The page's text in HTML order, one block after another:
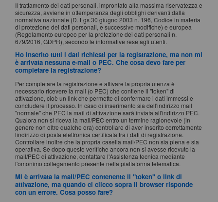
Il trattamento dei dati personali, improntato alla massima riservatezza e
sicurezza, avviene in ottemperanza degli obblighi derivanti dalla
normativa nazionale (D. Lgs 30 giugno 2003 n. 196, Codice in materia
di protezione dei dati personali, e successive modifiche) e europea
(Regolamento europeo per la protezione dei dati personali n.
679/2016, GDPR), secondo le informative rese agli utenti.
Ho inserito tutti i dati richiesti per la registrazione, ma non mi
è arrivata nessuna e-mail o PEC. Che cosa devo fare per
completare la registrazione?
Per completare la registrazione e attivare la propria utenza è
necessario ricevere la mail (o PEC) che contiene il "token" di
attivazione, cioè un link che permette di confermare i dati immessi e
concludere il processo. In caso di inserimento sia dell'indirizzo mail
"normale" che PEC la mail di attivazione sarà inviata all'indirizzo PEC.
Qualora non si riceva la mail/PEC entro un termine ragionevole (in
genere non oltre qualche ora) controllare di aver inserito correttamente
lindirizzo di posta elettronica certificata tra i dati di registrazione.
Controllare inoltre che la propria casella mail/PEC non sia piena e sia
operativa. Se dopo queste verifiche ancora non si avesse ricevuto la
mail/PEC di attivazione, contattare l'Assistenza tecnica mediante
l'omonimo collegamento presente nella piattaforma telematica.
Mi è arrivata la mail/PEC contenente il "token" o link di
attivazione, ma quando ci clicco sopra il browser risponde
con un errore. Cosa posso fare?